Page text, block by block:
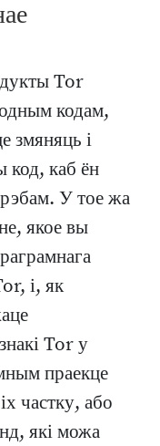
Tor
кодам,
змяняць і
код, каб ён
У тое жа
якое вы
і, як
Tor у
праекце
частку, або
які можа